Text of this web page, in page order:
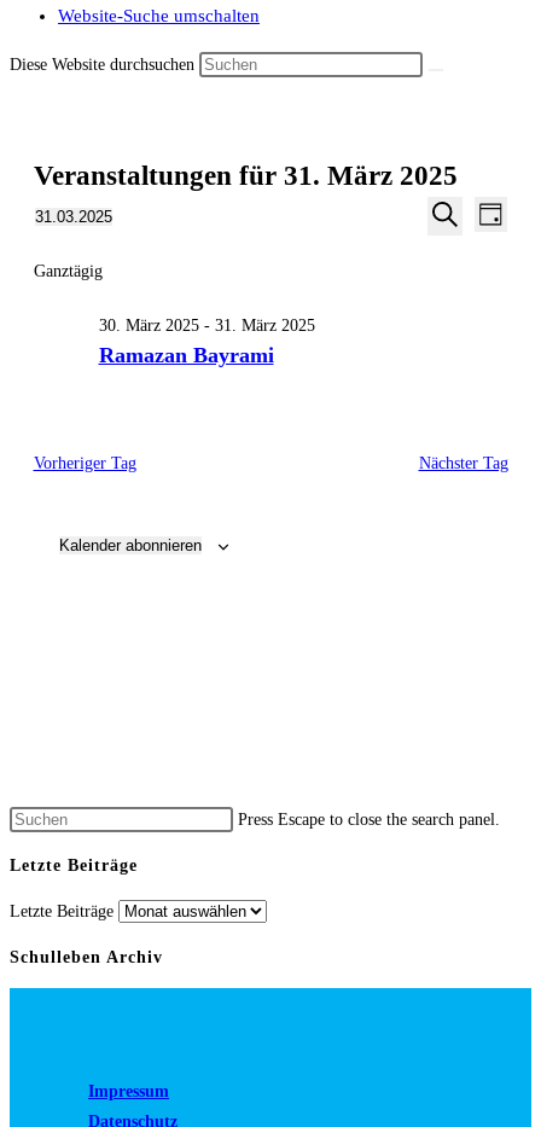
Website-Suche umschalten
Diese Website durchsuchen
Veranstaltungen für 31. März 2025
Tag
31.03.2025
wählen.
Ganztägig
Ramazan Bayrami
30. März 2025- 31. März 2025
Vorheriger Tag Nächster Tag
Kalender abonnieren
Press Escape to close the search panel.
Letzte Beiträge
Letzte Beiträge
Schulleben Archiv
Impressum
Datenschutz